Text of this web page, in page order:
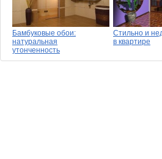
Бамбуковые обои:
натуральная
утонченность
Стильно и
в квартире